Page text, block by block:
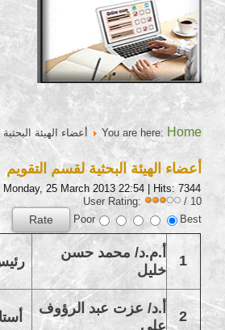
You are here: Home أعضاء الهيئة
أعضاء الهيئة البحثية لقسم التقويم
Monday, 25 March 2013 22:54| Hits: 7344
User Rating:
/ 10
Poor
Best
1
أ.م.د/ محمد حسن
خليل
2
أ.د/ عزت عبد الرؤوف
على